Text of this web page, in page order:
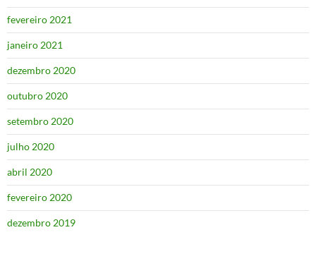
fevereiro 2021
janeiro 2021
dezembro 2020
outubro 2020
setembro 2020
julho 2020
abril 2020
fevereiro 2020
dezembro 2019